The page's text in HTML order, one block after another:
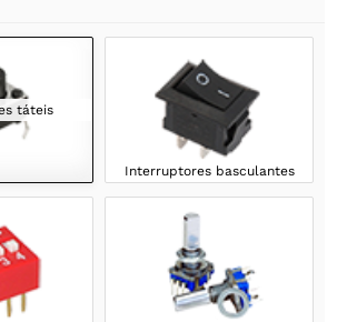
táteis
Interruptores basculantes